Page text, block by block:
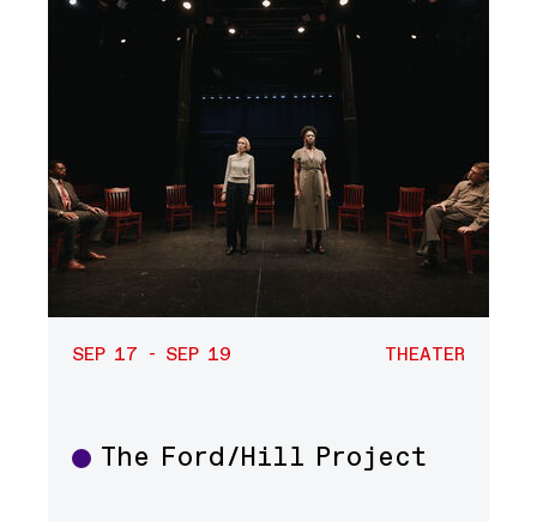
SEP 17 - SEP 19 THEATER
Theater
The Ford/Hill Project